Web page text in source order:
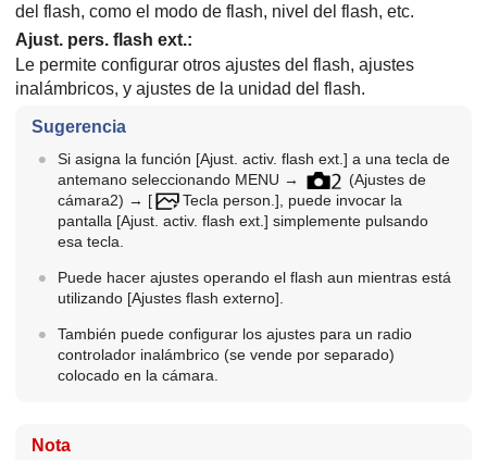
del flash, como el modo de flash, nivel del flash, etc.
Ajust. pers. flash ext.:
Le permite configurar otros ajustes del flash, ajustes
inalámbricos, y ajustes de la unidad del flash.
Sugerencia
Si asigna la función [Ajust. activ. flash ext.] a una tecla de
antemano seleccionando MENU →
(Ajustes de
cámara2) → [ Tecla person.] , puede invocar la
pantalla [Ajust. activ. flash ext.] simplemente pulsando
esa tecla.
Puede hacer ajustes operando el flash aun mientras está
utilizando [Ajustes flash externo]
También puede configurar los ajustes para un radio
controlador inalámbrico (se vende por separado)
colocado en la cámara.
Nota